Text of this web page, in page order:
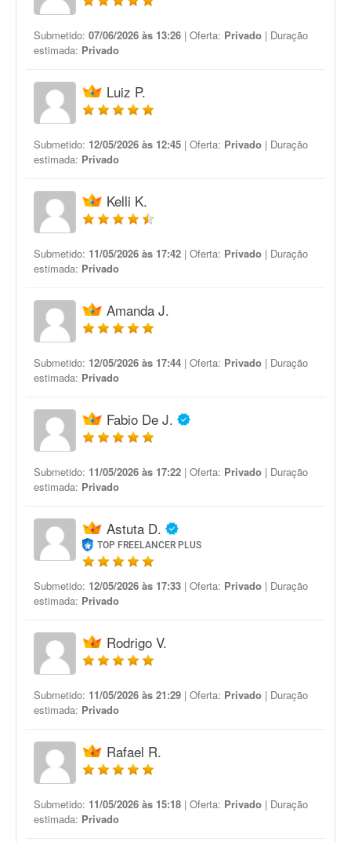
Submetido: 07/06/2026 às 13:26 | Oferta: Privado | Duração
estimada: Privado
Luiz P.
Submetido: 12/05/2026 às 12:45 | Oferta: Privado | Duração
estimada: Privado
Kelli K.
Submetido: 11/05/2026 às 17:42 | Oferta: Privado | Duração
estimada: Privado
Amanda J.
Submetido: 12/05/2026 às 17:44 | Oferta: Privado | Duração
estimada: Privado
Fabio De J.
Submetido: 11/05/2026 às 17:22 | Oferta: Privado | Duração
estimada: Privado
Astuta D.
TOP FREELANCER PLUS
Submetido: 12/05/2026 às 17:33 | Oferta: Privado | Duração
estimada: Privado
Rodrigo V.
Submetido: 11/05/2026 às 21:29 | Oferta: Privado | Duração
estimada: Privado
Rafael R.
Submetido: 11/05/2026 às 15:18 | Oferta: Privado | Duração
estimada: Privado